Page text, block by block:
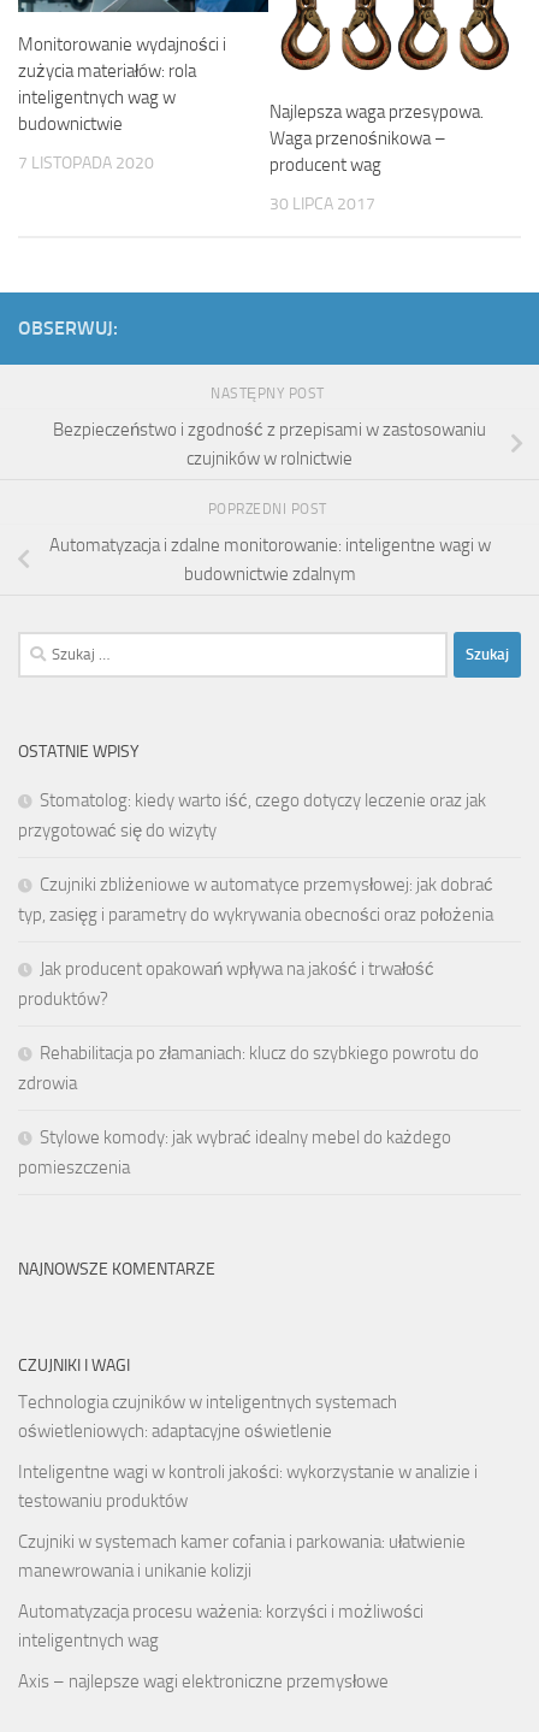
Monitorowanie wydajności i
zużycia materiałów: rola
inteligentnych wag w
budownictwie
7 LISTOPADA 2020
Najlepsza waga przesypowa.
Waga przenośnikowa –
producent wag
30 LIPCA 2017
OBSERWUJ:
NASTĘPNY POST
Bezpieczeństwo i zgodność z przepisami w zastosowaniu
czujników w rolnictwie
POPRZEDNI POST
Automatyzacja i zdalne monitorowanie: inteligentne wagi w
budownictwie zdalnym
Szukaj:
OSTATNIE WPISY
Stomatolog: kiedy warto iść, czego dotyczy leczenie oraz jak
przygotować się do wizyty
Czujniki zbliżeniowe w automatyce przemysłowej: jak dobrać
typ, zasięg i parametry do wykrywania obecności oraz położenia
Jak producent opakowań wpływa na jakość i trwałość
produktów?
Rehabilitacja po złamaniach: klucz do szybkiego powrotu do
zdrowia
Stylowe komody: jak wybrać idealny mebel do każdego
pomieszczenia
NAJNOWSZE KOMENTARZE
CZUJNIKI I WAGI
Technologia czujników w inteligentnych systemach
oświetleniowych: adaptacyjne oświetlenie
Inteligentne wagi w kontroli jakości: wykorzystanie w analizie i
testowaniu produktów
Czujniki w systemach kamer cofania i parkowania: ułatwienie
manewrowania i unikanie kolizji
Automatyzacja procesu ważenia: korzyści i możliwości
inteligentnych wag
Axis – najlepsze wagi elektroniczne przemysłowe